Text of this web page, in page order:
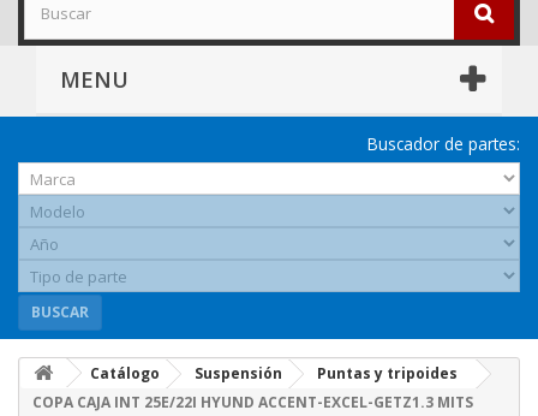
MENU
Buscador de partes:
BUSCAR
Catálogo Suspensión
Puntas y tripoides
COPA CAJA INT 25E/22I HYUND ACCENT-EXCEL-GETZ1.3 MITS